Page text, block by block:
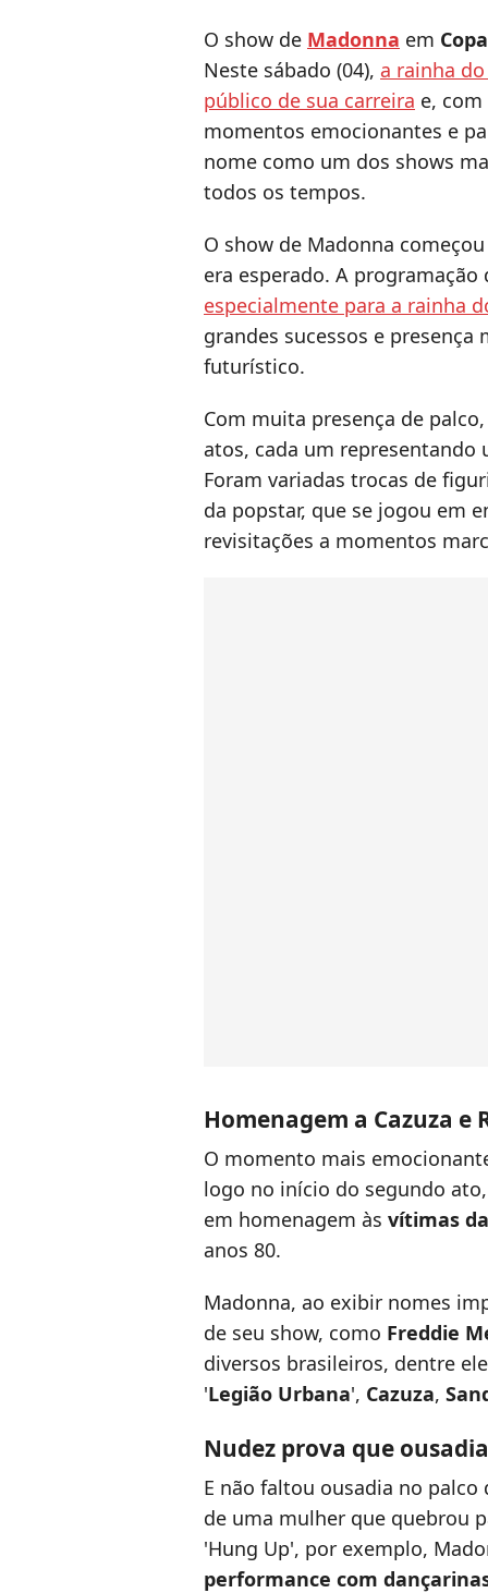
O show de Madonna em
Neste sábado (04), a rainha
público de sua carreira e,
momentos emocionantes e
nome como um dos shows
todos os tempos.
O show de Madonna
era esperado. A programação
especialmente para a rainha
grandes sucessos e
futurístico.
Com muita presença de
atos, cada um representando
Foram variadas trocas de
da popstar, que se jogou em
revisitações a momentos
Homenagem a Cazuza e
O momento mais
logo no início do segundo
em homenagem às vítimas
anos 80.
Madonna, ao exibir nomes
de seu show, como Freddie
diversos brasileiros, dentre
'Legião Urbana', Cazuza,
Nudez prova que
E não faltou ousadia no
de uma mulher que quebrou
'Hung Up', por exemplo,
performance com